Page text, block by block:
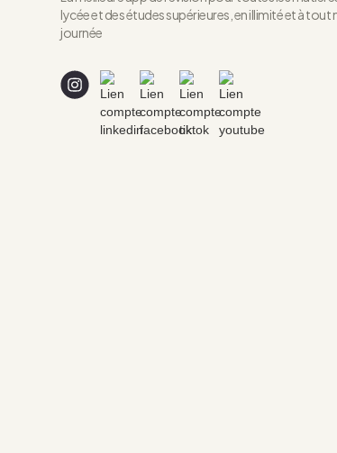
lycée et des études supérieures, en illimité et à tout
journée